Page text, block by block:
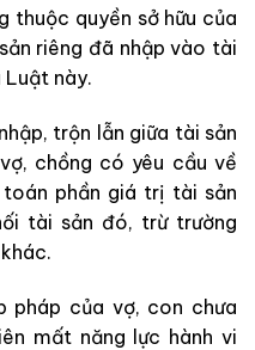
thuộc quyền sở hữu của
riêng đã nhập vào tài
Luật này.
trộn lẫn giữa tài sản
chồng có yêu cầu về
phần giá trị tài sản
tài sản đó, trừ trường
pháp của vợ, con chưa
mất năng lực hành vi